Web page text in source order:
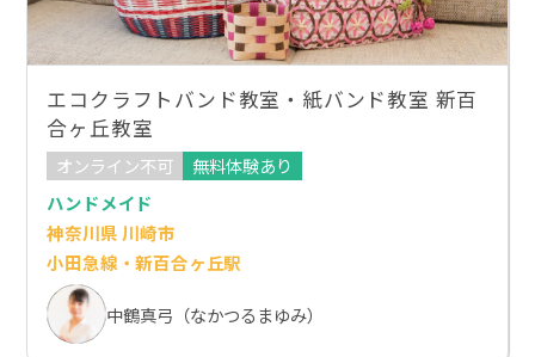
エコクラフトバンド教室・紙バンド教室 新百
合ヶ丘教室
オンライン不可
無料体験あり
ハンドメイド
神奈川県 川崎市
小田急線・新百合ヶ丘駅
中鶴真弓（なかつるまゆみ）